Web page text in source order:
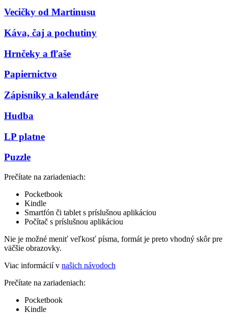
Vecičky od Martinusu
Káva, čaj a pochutiny
Hrnčeky a fľaše
Papiernictvo
Zápisníky a kalendáre
Hudba
LP platne
Puzzle
Prečítate na zariadeniach:
Pocketbook
Kindle
Smartfón či tablet s príslušnou aplikáciou
Počítač s príslušnou aplikáciou
Nie je možné meniť veľkosť písma, formát je preto vhodný skôr pre
väčšie obrazovky.
Viac informácií v našich návodoch
Prečítate na zariadeniach:
Pocketbook
Kindle